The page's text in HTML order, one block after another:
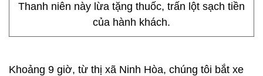
Thanh niên này lừa tặng thuốc, trấn lột sạch tiền
của hành khách.
Khoảng 9 giờ, từ thị xã Ninh Hòa, chúng tôi bắt xe